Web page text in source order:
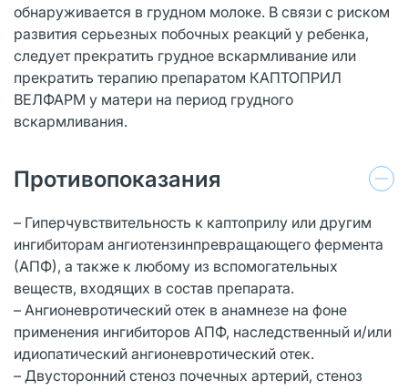
обнаруживается в грудном молоке. В связи с риском
развития серьезных побочных реакций у ребенка,
следует прекратить грудное вскармливание или
прекратить терапию препаратом КАПТОПРИЛ
ВЕЛФАРМ у матери на период грудного
вскармливания.
Противопоказания
– Гиперчувствительность к каптоприлу или другим
ингибиторам ангиотензинпревращающего фермента
(АПФ), а также к любому из вспомогательных
веществ, входящих в состав препарата.
– Ангионевротический отек в анамнезе на фоне
применения ингибиторов АПФ, наследственный и/или
идиопатический ангионевротический отек.
– Двусторонний стеноз почечных артерий, стеноз